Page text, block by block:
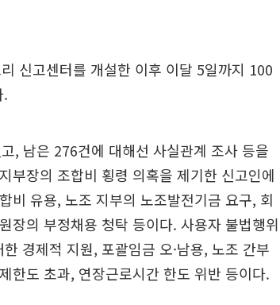
신고센터를 개설한 이후 이달 5일까지 100
.
, 남은 276건에 대해선 사실관계 조사 등을
부장의 조합비 횡령 의혹을 제기한 신고인에
비 유용, 노조 지부의 노조발전기금 요구, 회
장의 부정채용 청탁 등이다. 사용자 불법행위
경제적 지원, 포괄임금 오·남용, 노조 간부
한도 초과, 연장근로시간 한도 위반 등이다.